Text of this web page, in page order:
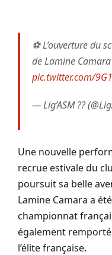
⚽️ L’ouverture du
de Lamine Camara
pic.twitter.com/
— Lig’ASM ??
Une nouvelle
recrue estivale du
poursuit sa belle
Lamine Camara a
championnat
également
l’élite française.